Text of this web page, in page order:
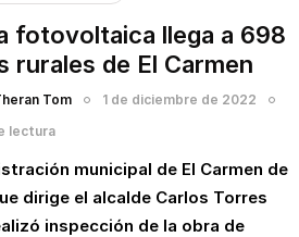
fotovoltaica llega a 698
rurales de El Carmen
Tom
1 de diciembre de 2022
lectura
municipal de El Carmen de
dirige el alcalde Carlos Torres
inspección de la obra de